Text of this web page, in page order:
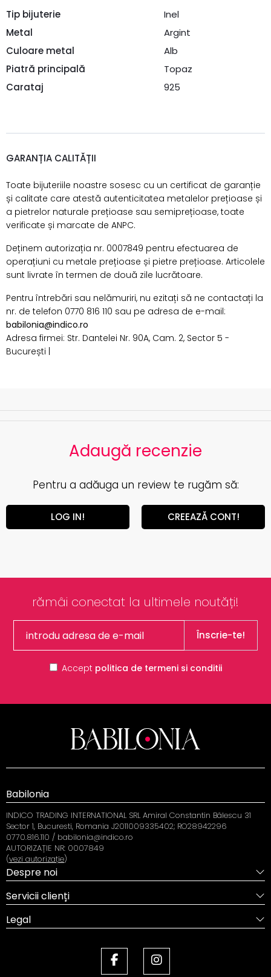
Tip bijuterie
Inel
Metal
Argint
Culoare metal
Alb
Piatră principală
Topaz
Carataj
925
GARANȚIA CALITĂȚII
Toate bijuteriile noastre sosesc cu un certificat de garanție
și calitate care atestă autenticitatea metalelor prețioase și
a pietrelor naturale prețioase sau semiprețioase, toate
verificate și marcate de ANPC.
Deținem autorizația nr. 0007849 pentru efectuarea de
operațiuni cu metale prețioase și pietre prețioase. Articolele
sunt livrate în termen de două zile lucrătoare.
Pentru întrebări sau nelămuriri, nu ezitați să ne contactați la
nr. de telefon 0770 816 110 sau pe adresa de e-mail:
babilonia@indico.ro
Adresa firmei: Str. Dantelei Nr. 90A, Cam. 2, Sector 5 -
București |
Adaugă recenzie
Pentru a adăuga un review te rugăm să:
LOG IN! CREEAZĂ CONT!
rămâi conectat la ultimele noutăți!
Înscrie-te!
Accept politica de termeni si conditii
Babilonia
INDICO TRADING INTERNATIONAL SRL Amiral Constantin Bălescu 31
Sector 1, Bucuresti, Romania J2011009335402; RO28942296
0770.816.110 / babilonia@indico.ro
AUTORIZAȚIE NR: 0007849
(vezi autorizație)
Despre noi
Servicii clienți
Legal